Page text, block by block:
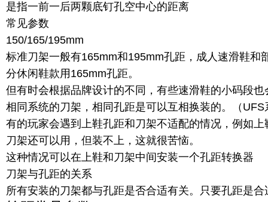
是指一前一后两颗底钉孔空中心的距离
常见参数
150/165/195mm
标准刀架一般有165mm和195mm孔距，成人速滑鞋
分休闲鞋款用165mm孔距。
但有时会根据品牌设计的不同，有些速滑鞋的小码段
相同系统的刀架，相同孔距是可以互相换装的。（
有的玩家会遇到上鞋孔距和刀架不适配的情况，例如
刀架还可以用，但装不上，这就很苦恼。
这种情况可以在上鞋和刀架中间安装一个孔距转换器
刀架与孔距的关系
所有安装的刀架都与孔距是否合适有关。只要孔距是